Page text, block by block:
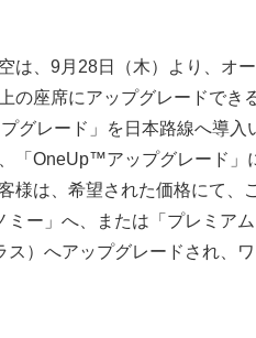
は、9月28日（木）より、オ
の座席にアップグレードでき
グレード」を日本路線へ導入
「OneUp™アップグレード」
様は、希望された価格にて、
ー」へ、または「プレミア
）へアップグレードされ、